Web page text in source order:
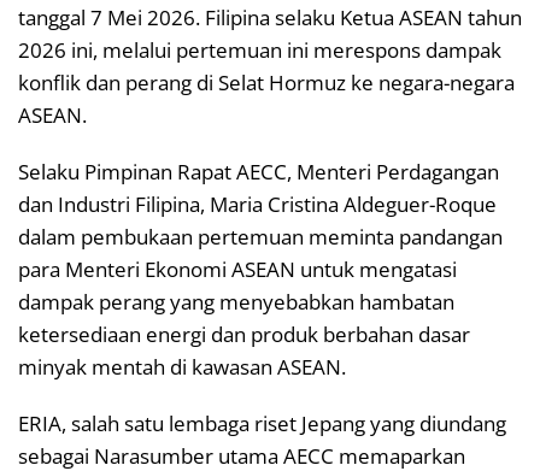
tanggal 7 Mei 2026. Filipina selaku Ketua ASEAN tahun
2026 ini, melalui pertemuan ini merespons dampak
konflik dan perang di Selat Hormuz ke negara-negara
ASEAN.
Selaku Pimpinan Rapat AECC, Menteri Perdagangan
dan Industri Filipina, Maria Cristina Aldeguer-Roque
dalam pembukaan pertemuan meminta pandangan
para Menteri Ekonomi ASEAN untuk mengatasi
dampak perang yang menyebabkan hambatan
ketersediaan energi dan produk berbahan dasar
minyak mentah di kawasan ASEAN.
ERIA, salah satu lembaga riset Jepang yang diundang
sebagai Narasumber utama AECC memaparkan